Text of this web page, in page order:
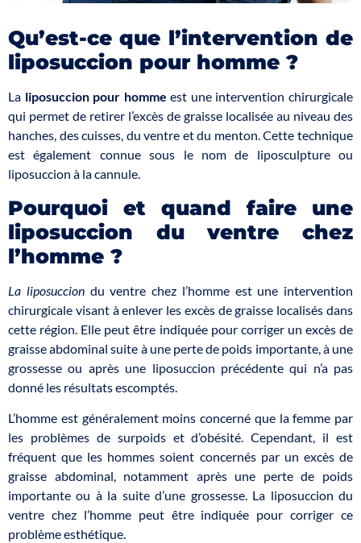
Qu’est-ce que l’intervention de
liposuccion pour homme ?
La liposuccion pour homme est une intervention chirurgicale
qui permet de retirer l’excès de graisse localisée au niveau des
hanches, des cuisses, du ventre et du menton. Cette technique
est également connue sous le nom de liposculpture ou
liposuccion à la cannule.
Pourquoi et quand faire une
liposuccion du ventre chez
l’homme ?
La liposuccion du ventre chez l’homme est une intervention
chirurgicale visant à enlever les excès de graisse localisés dans
cette région. Elle peut être indiquée pour corriger un excès de
graisse abdominal suite à une perte de poids importante, à une
grossesse ou après une liposuccion précédente qui n’a pas
donné les résultats escomptés.
L’homme est généralement moins concerné que la femme par
les problèmes de surpoids et d’obésité. Cependant, il est
fréquent que les hommes soient concernés par un excès de
graisse abdominal, notamment après une perte de poids
importante ou à la suite d’une grossesse. La liposuccion du
ventre chez l’homme peut être indiquée pour corriger ce
problème esthétique.